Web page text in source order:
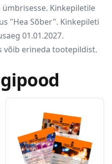
Kinkepiletile
"Hea Sõber". Kinkepileti
01.01.2027.
võib erineda tootepildist.